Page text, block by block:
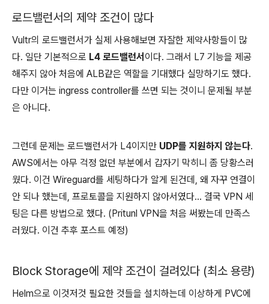
로드밸런서의 제약 조건이 많다
Vultr의 로드밸런서가 실제 사용해보면 자잘한 제약사항들이 많
다. 일단 기본적으로 L4 로드밸런서 이다. 그래서 L7 기능을 제공
해주지 않아 처음에 ALB같은 역할을 기대했다 실망하기도 했다.
다만 이거는 ingress controller를 쓰면 되는 것이니 문제될 부분
은 아니다.
그런데 문제는 로드밸런서가 L4이지만 UDP를 지원하지 않는다.
AWS에서는 아무 걱정 없던 부분에서 갑자기 막히니 좀 당황스러
웠다. 이건 Wireguard를 세팅하다가 알게 된건데, 왜 자꾸 연결이
안 되나 했는데, 프로토콜을 지원하지 않아서였다... 결국 VPN 세
팅은 다른 방법으로 했다. (Pritunl VPN을 처음 써봤는데 만족스
러웠다. 이건 추후 포스트 예정)
Block Storage에 제약 조건이 걸려있다 (최소 용량)
Helm으로 이것저것 필요한 것들을 설치하는데 이상하게 PVC에